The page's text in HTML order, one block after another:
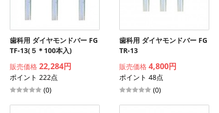
歯科用 ダイヤモンドバー FG
TF-13(５＊100本入)
販売価格 22,284円
ポイント 222点
(0)
歯科用 ダイヤモンドバー FG
TR-13
販売価格 4,800円
ポイント 48点
(0)